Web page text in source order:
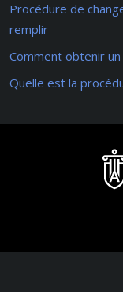
Procédure de
remplir
Comment obtenir
Quelle est la